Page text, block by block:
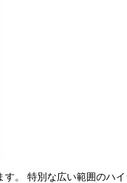
。 特別な広い範囲のハ